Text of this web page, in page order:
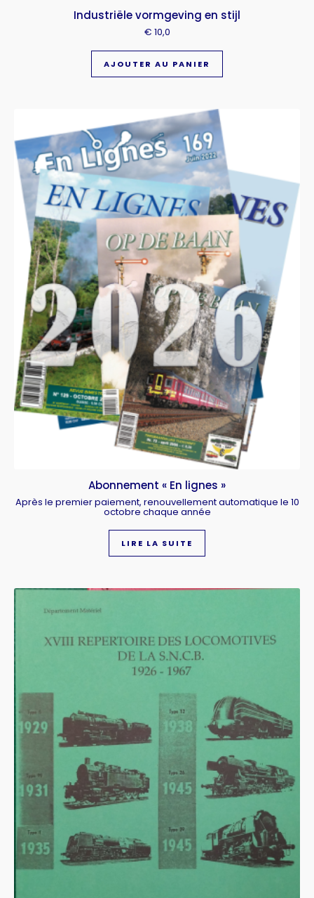
Industriële vormgeving en stijl
€ 10,0
AJOUTER AU PANIER
Abonnement « En lignes »
Après le premier paiement, renouvellement automatique le 10
octobre chaque année
LIRE LA SUITE